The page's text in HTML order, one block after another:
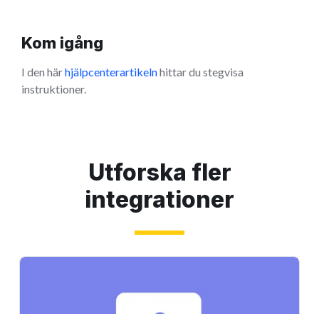
Kom igång
I den härhjälpcenterartikelnhittar du stegvisa
instruktioner.
Utforska fler
integrationer